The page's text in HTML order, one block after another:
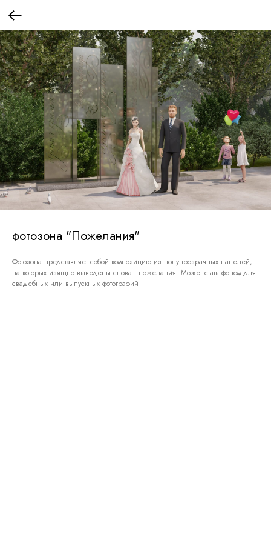
фотозона "Пожелания"
Фотозона представляет собой композицию из полупрозрачных панелей,
на которых изящно выведены слова - пожелания. Может стать фоном для
свадебных или выпускных фотографий